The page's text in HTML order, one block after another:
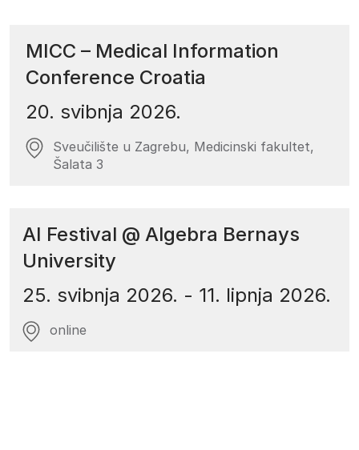
MICC – Medical Information
Conference Croatia
20. svibnja 2026.
Sveučilište u Zagrebu, Medicinski fakultet,
Šalata 3
AI Festival @ Algebra Bernays
University
25. svibnja 2026. - 11. lipnja 2026.
online